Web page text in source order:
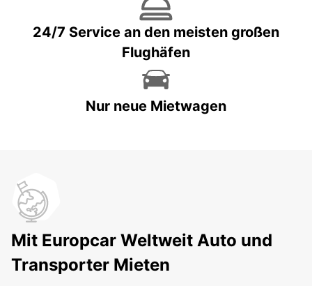
24/7 Service an den meisten großen
Flughäfen
Nur neue Mietwagen
Mit Europcar Weltweit Auto und
Transporter Mieten